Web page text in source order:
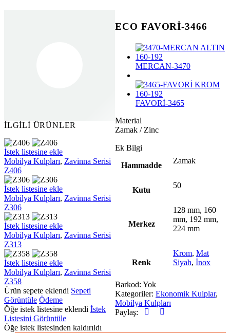
ECO FAVORİ-3466
MERCAN-3470
FAVORİ-3465
Material
Zamak / Zinc
Ek Bilgi
Hammadde
Zamak
Kutu
50
Merkez
128 mm, 160
mm, 192 mm,
224 mm
Renk
Krom, Mat
Siyah, İnox
Barkod: Yok
Kategoriler: Ekonomik Kulplar,
Mobilya Kulpları
Paylaş:
İLGILI ÜRÜNLER
Z406
İstek listesine ekle
Mobilya Kulpları, Zavinna Serisi
Z406
Z306
İstek listesine ekle
Mobilya Kulpları, Zavinna Serisi
Z306
Z313
İstek listesine ekle
Mobilya Kulpları, Zavinna Serisi
Z313
Z358
İstek listesine ekle
Mobilya Kulpları, Zavinna Serisi
Z358
Ürün sepete eklendi Sepeti
Görüntüle Ödeme
Öğe istek listesine eklendi İstek
Listesini Görüntüle
Öğe istek listesinden kaldırıldı